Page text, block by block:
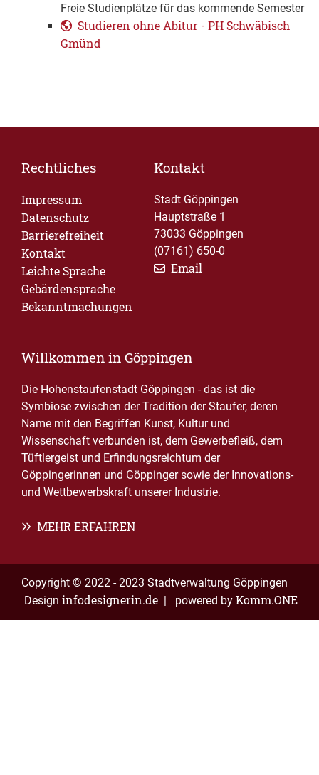
Freie Studienplätze für das kommende Semester
Studieren ohne Abitur - PH Schwäbisch
Gmünd
Rechtliches
Impressum
Datenschutz
Barrierefreiheit
Kontakt
Leichte Sprache
Gebärdensprache
Bekanntmachungen
Kontakt
Stadt Göppingen
Hauptstraße 1
73033 Göppingen
(07161) 650-0
Email
Willkommen in Göppingen
Die Hohenstaufenstadt Göppingen - das ist die
Symbiose zwischen der Tradition der Staufer, deren
Name mit den Begriffen Kunst, Kultur und
Wissenschaft verbunden ist, dem Gewerbefleiß, dem
Tüftlergeist und Erfindungsreichtum der
Göppingerinnen und Göppinger sowie der Innovations-
und Wettbewerbskraft unserer Industrie.
MEHR ERFAHREN
Copyright © 2022 - 2023 Stadtverwaltung Göppingen
Design infodesignerin.de | powered by Komm.ONE